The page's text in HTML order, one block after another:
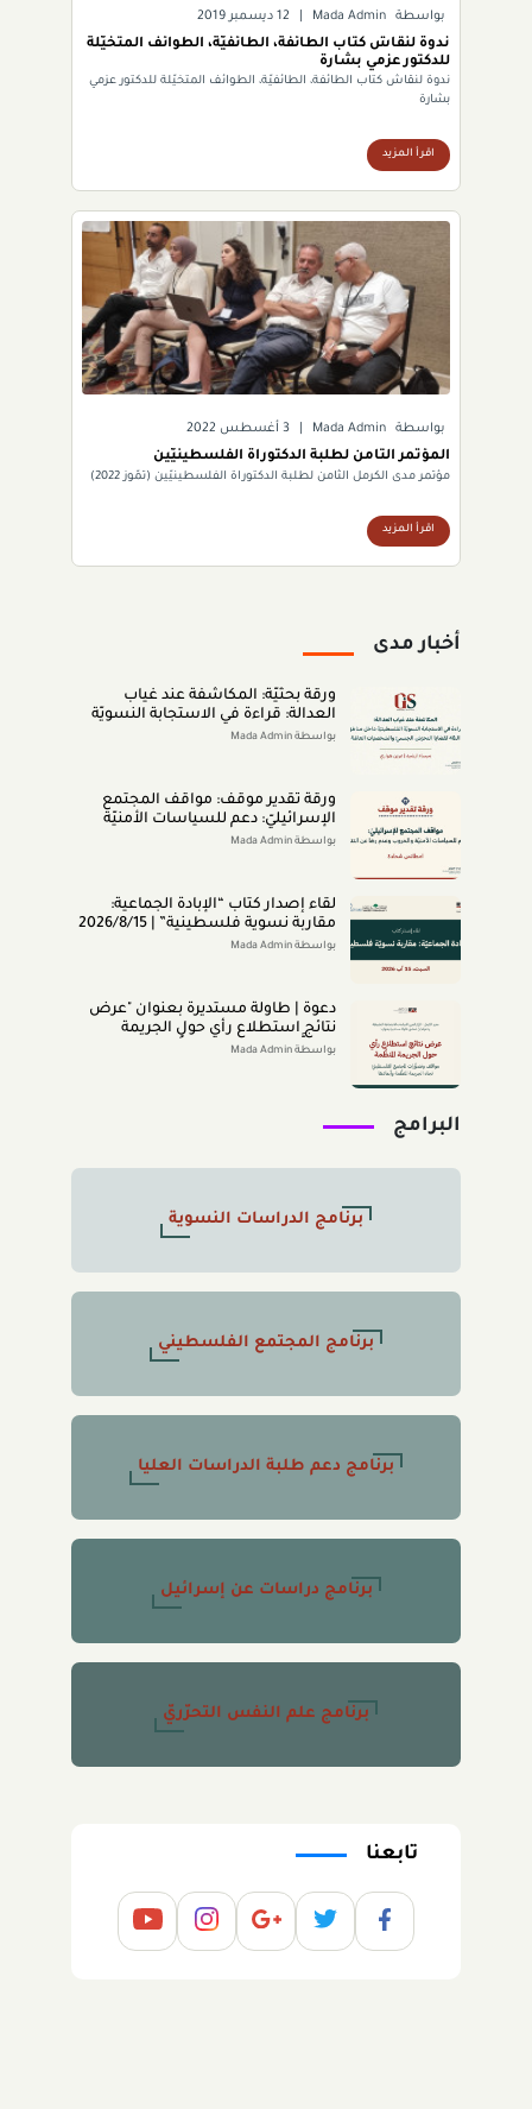
بواسطة Mada Admin 12 ديسمبر 2019
ندوة لنقاش كتاب الطائفة، الطائفيّة، الطوائف المتخيّلة
للدكتور عزمي بشارة
ندوة لنقاش كتاب الطائفة، الطائفيّة، الطوائف المتخيّلة للدكتور عزمي
بشارة
اقرأ المزيد
بواسطة Mada Admin 3 أغسطس 2022
المؤتمر الثامن لطلبة الدكتوراة الفلسطينيّين
مؤتمر مدى الكرمل الثامن لطلبة الدكتوراة الفلسطينيّين (تمّوز 2022)
اقرأ المزيد
أخبار مدى
ورقة بحثيّة: المكاشفة عند غياب
العدالة: قراءة في الاستجابة النسويّة
بواسطة Mada Admin
ورقة تقدير موقف: مواقف المجتمع
الإسرائيليّ: دعم للسياسات الأمنيّة
والحروب وعدم رضا عن النتائج (تمّوز
بواسطة Mada Admin
لقاء إصدار كتاب “اﻹﺑﺎدةّ اﻟﺠﻤﺎﻋﻴﺔ:
ﻣﻘﺎرﺑﺔ ﻧﺴﻮﻳﺔ ﻓﻠﺴﻄﻴﻨﻴﺔ” | 2026/8/15
|بواسطة Mada Admin
دعوة | طاولة مستديرة بعنوان "عرض
نتائج استطلاع رأي حول الجريمة
المنظَّمة- مواقف وتصوُّرات المجتمع
بواسطة Mada Admin
البرامج
برنامج الدراسات النسوية
برنامج المجتمع الفلسطيني
برنامج دعم طلبة الدراسات العليا
برنامج دراسات عن إسرائيل
برنامج علم النفس التحرّريّ
تابعنا